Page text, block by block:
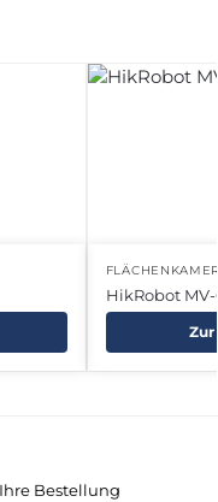
HikRobot
Bestellung